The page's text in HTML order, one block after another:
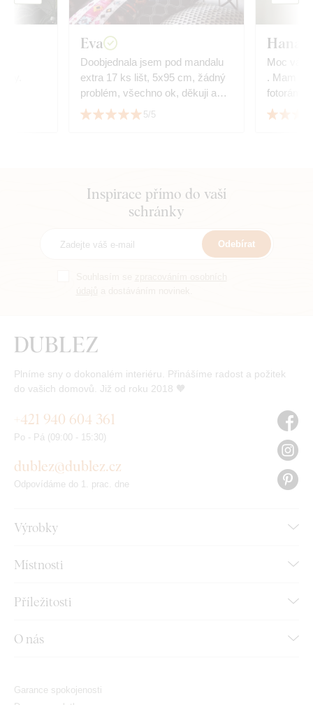
Eva
Doobjednala jsem pod mandalu
extra 17 ks lišt, 5x95 cm, žádný
problém, všechno ok, děkuji a
srdečně doporučuji.
5/5
Hana
Moc vám
. Mam
👏
Inspirace přímo do vaší
schránky
Odebírat
Plníme sny o dokonalém interiéru. Přinášíme radost a požitek
do vašich domovů. Již od roku 2018 🧡
Výrobky
Místnosti
Příležitosti
O nás
+421 940 604 361
Po - Pá (09:00 - 15:30)
dublez@dublez.cz
Odpovídáme do 1. prac. dne
Garance spokojenosti